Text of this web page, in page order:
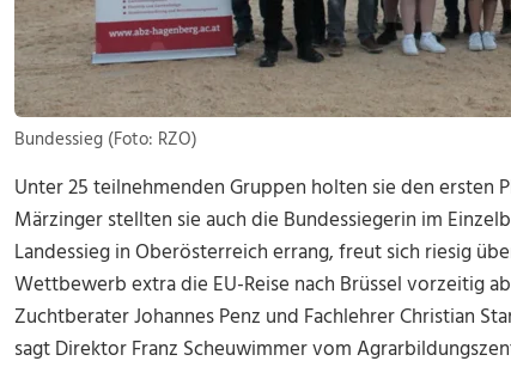
Bundessieg (Foto: RZO)
Unter 25 teilnehmenden Gruppen holten sie den ersten
Märzinger stellten sie auch die Bundessiegerin im
Landessieg in Oberösterreich errang, freut sich riesig
Wettbewerb extra die EU-Reise nach Brüssel vorzeitig
Zuchtberater Johannes Penz und Fachlehrer Christian
sagt Direktor Franz Scheuwimmer vom